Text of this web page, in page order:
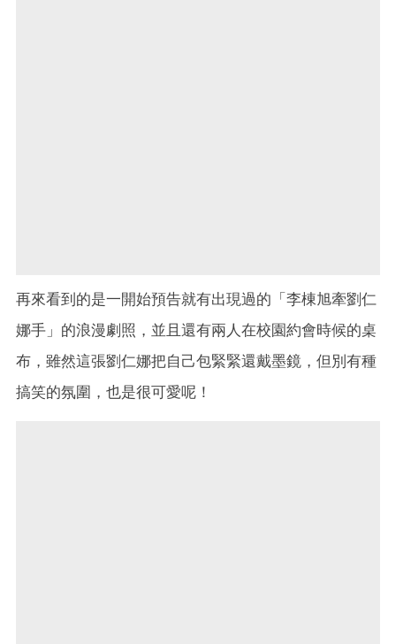
再來看到的是一開始預告就有出現過的「李棟旭牽劉仁
娜手」的浪漫劇照，並且還有兩人在校園約會時候的桌
布，雖然這張劉仁娜把自己包緊緊還戴墨鏡，但別有種
搞笑的氛圍，也是很可愛呢！